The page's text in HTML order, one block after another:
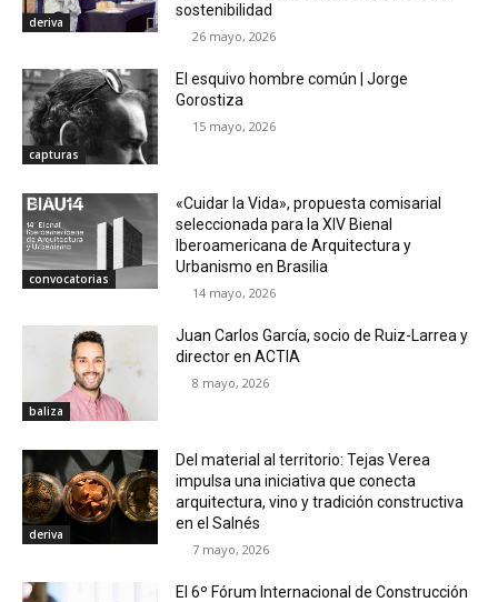
deriva
sostenibilidad
26 mayo, 2026
capturas
El esquivo hombre común | Jorge
Gorostiza
15 mayo, 2026
convocatorias
«Cuidar la Vida», propuesta comisarial
seleccionada para la XIV Bienal
Iberoamericana de Arquitectura y
Urbanismo en Brasilia
14 mayo, 2026
baliza
Juan Carlos García, socio de Ruiz-Larrea y
director en ACTIA
8 mayo, 2026
deriva
Del material al territorio: Tejas Verea
impulsa una iniciativa que conecta
arquitectura, vino y tradición constructiva
en el Salnés
7 mayo, 2026
El 6º Fórum Internacional de Construcción